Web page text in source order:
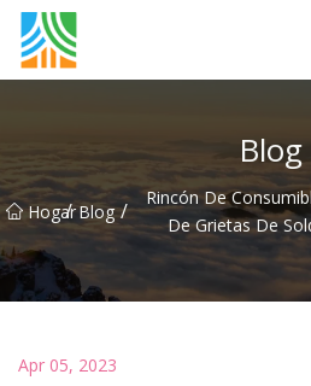
Blog
Hogar
/ Blog /
Rincón De
De Grietas De
Apr 05, 2023